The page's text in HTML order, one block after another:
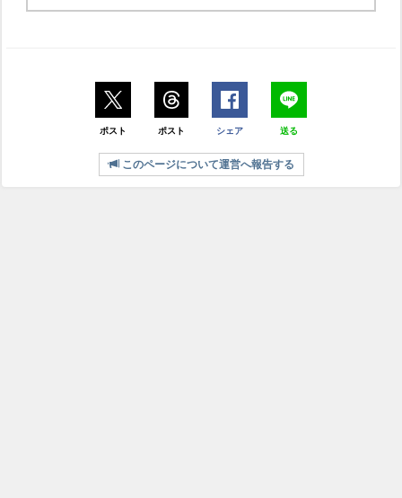
ポスト ポスト シェア 送る
このページについて運営へ報告する